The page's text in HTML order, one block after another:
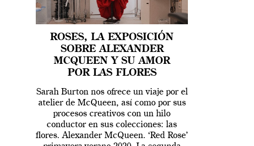
ROSES, LA EXPOSICIÓN
SOBRE ALEXANDER
MCQUEEN Y SU AMOR
POR LAS FLORES
Sarah Burton nos ofrece un viaje por el
atelier de McQueen, así como por sus
procesos creativos con un hilo
conductor en sus colecciones: las
flores. Alexander McQueen. ‘Red Rose’